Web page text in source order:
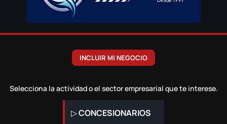
INCLUIR MI NEGOCIO
Selecciona la actividad o el sector empresarial que te interese.
▷CONCESIONARIOS